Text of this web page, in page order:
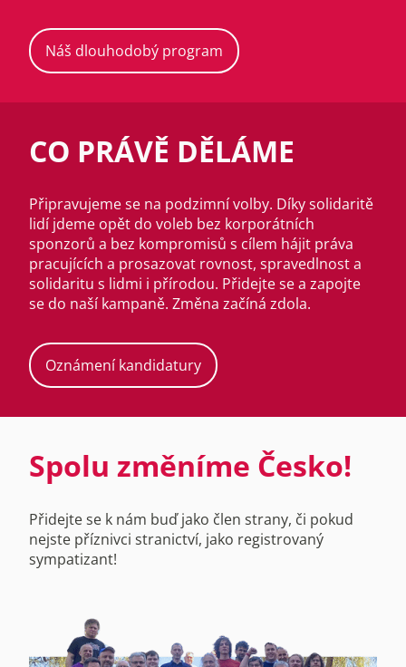
Náš dlouhodobý program
CO PRÁVĚ DĚLÁME
Připravujeme se na podzimní volby. Díky solidaritě
lidí jdeme opět do voleb bez korporátních
sponzorů a bez kompromisů s cílem hájit práva
pracujících a prosazovat rovnost, spravedlnost a
solidaritu s lidmi i přírodou. Přidejte se a zapojte
se do naší kampaně. Změna začíná zdola.
Oznámení kandidatury
Spolu změníme Česko!
Přidejte se k nám buď jako člen strany, či pokud
nejste příznivci stranictví, jako registrovaný
sympatizant!